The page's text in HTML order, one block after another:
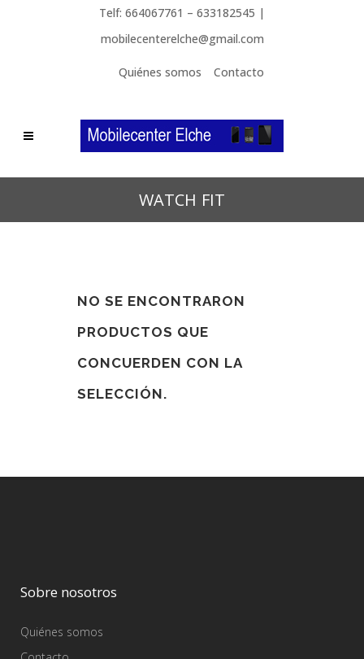
Telf: 664067761 – 633182545 |
mobilecenterelche@gmail.com
Quiénes somos Contacto
WATCH FIT
NO SE ENCONTRARON
PRODUCTOS QUE
CONCUERDEN CON LA
SELECCIÓN.
Sobre nosotros
Quiénes somos